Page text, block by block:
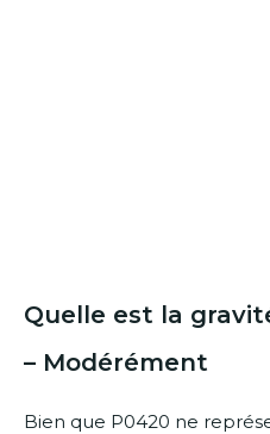
Quelle est la
– Modérément
Bien que P0420 ne